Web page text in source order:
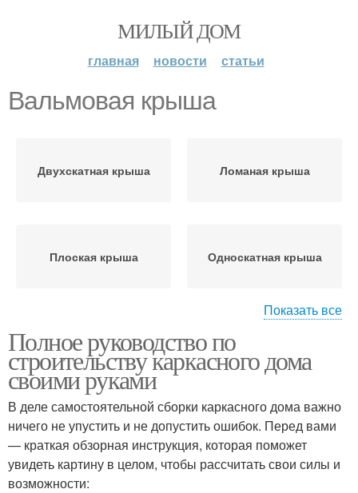
МИЛЫЙ ДОМ
главная новости статьи
Вальмовая крыша
Двухскатная крыша Ломаная крыша
Плоская крыша Односкатная крыша
Крыша на дом Красивые крыши
Полувальмовая крыша Шатровая крыша
Показать все
Полное руководство по
строительству каркасного дома
своими руками
В деле самостоятельной сборки каркасного дома важно
ничего не упустить и не допустить ошибок. Перед вами
— краткая обзорная инструкция, которая поможет
увидеть картину в целом, чтобы рассчитать свои силы и
возможности: